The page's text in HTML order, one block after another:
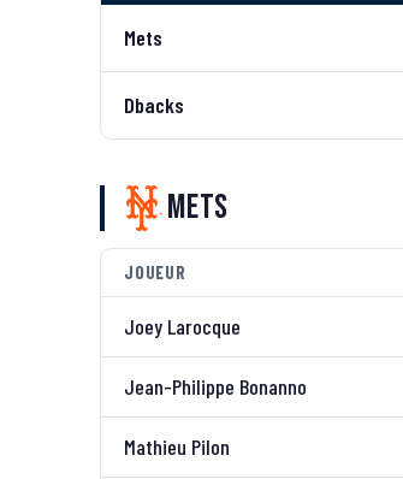
Mets
Dbacks
Mets
JOUEUR
Joey Larocque
Jean-Philippe Bonanno
Mathieu Pilon